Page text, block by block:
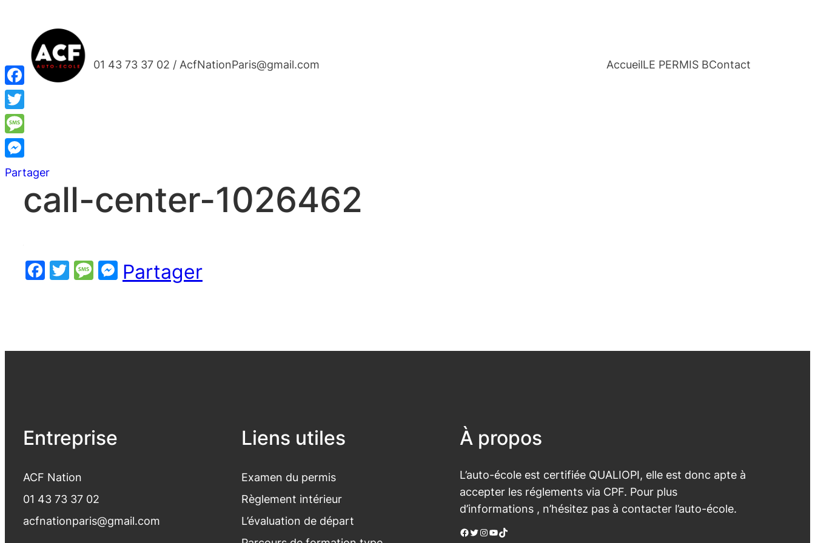
contenu
01 43 73 37 02 / AcfNationParis@gmail.com
AccueilLE PERMIS BContact
call-center-1026462
Facebook
Twitter
Message
Messenger
Partager
Entreprise
ACF Nation
01 43 73 37 02
acfnationparis@gmail.com
Liens utiles
Examen du permis
Règlement intérieur
L’évaluation de départ
À propos
L’auto-école est certifiée QUALIOPI, elle est donc apte à
accepter les réglements via CPF. Pour plus
d’informations , n’hésitez pas à contacter l’auto-école.
Facebook Twitter Instagram YouTube TikTok
Facebook
Twitter
Message
Messenger
Partager